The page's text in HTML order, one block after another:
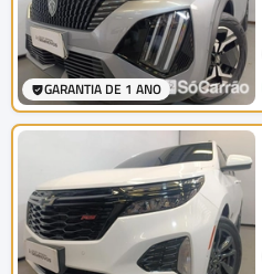
GARANTIA DE 1 ANO